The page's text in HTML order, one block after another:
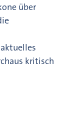
über
kritisch